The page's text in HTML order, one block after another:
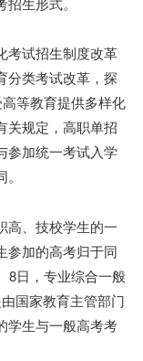
考试招生制度改革
分类考试改革，探
等教育提供多样化
关规定，高职单招
参加统一考试入学
高、技校学生的一
参加的高考归于同
8日，专业综合一般
国家教育主管部门
学生与一般高考考